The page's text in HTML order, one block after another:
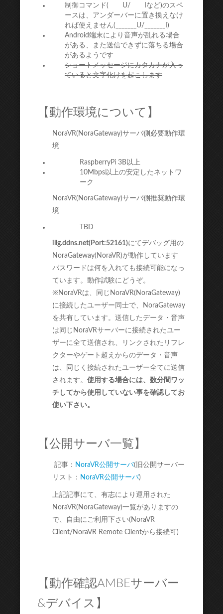
制御コマンド( U/ Iなど)のスペ
ースは、アンダーバーに置き換えなけ
れば使えません(_______U/_______I)
Android端末により音声が乱れる場合
がある、また送信できずに落ちる場合
があるようです
ショートメッセージにカタカナが入っ
ていると文字化けを起こします
【動作環境について】
NoraVR(NoraGateway)サーバ側必要動作環
境
RaspberryPi 3B以上
10Mbps以上の安定したネットワ
ーク
NoraVR(NoraGateway)サーバ側推奨動作環
境
TBD
illg.ddns.net(Port:52161)にてデバッグ用の
NoraGateway(NoraVR)が動作しています
パスワードは何を入れても接続可能になっ
ています。動作試験にどうぞ。
※NoraVRは、同じNoraVR(NoraGateway)
に接続したユーザー同士で、NoraGateway
を共有しています。送信したデータ・音声
は同じNoraVRサーバーに接続されたユー
ザーに全て送信され、リンクされたリフレ
クターやゲート超えからのデータ・音声
は、同じく接続されたユーザー全てに送信
されます。 使用する場合には、数分間ワッ
チしてから使用していない事を確認してお
使い下さい。
【公開サーバ一覧】
記事： NoraVR公開サーバ(旧公開サーバー
リスト： NoraVR公開サーバ)
上記記事にて、有志により運用された
NoraVR(NoraGateway)一覧がありますの
で、自由にご利用下さい(NoraVR
Client/NoraVR Remote Clientから接続可)
【動作確認AMBEサーバー
&デバイス】